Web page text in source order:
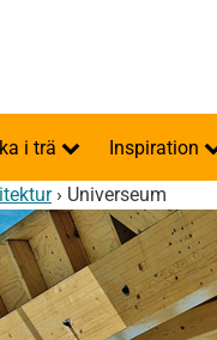
i trä Inspiration
› Universeum